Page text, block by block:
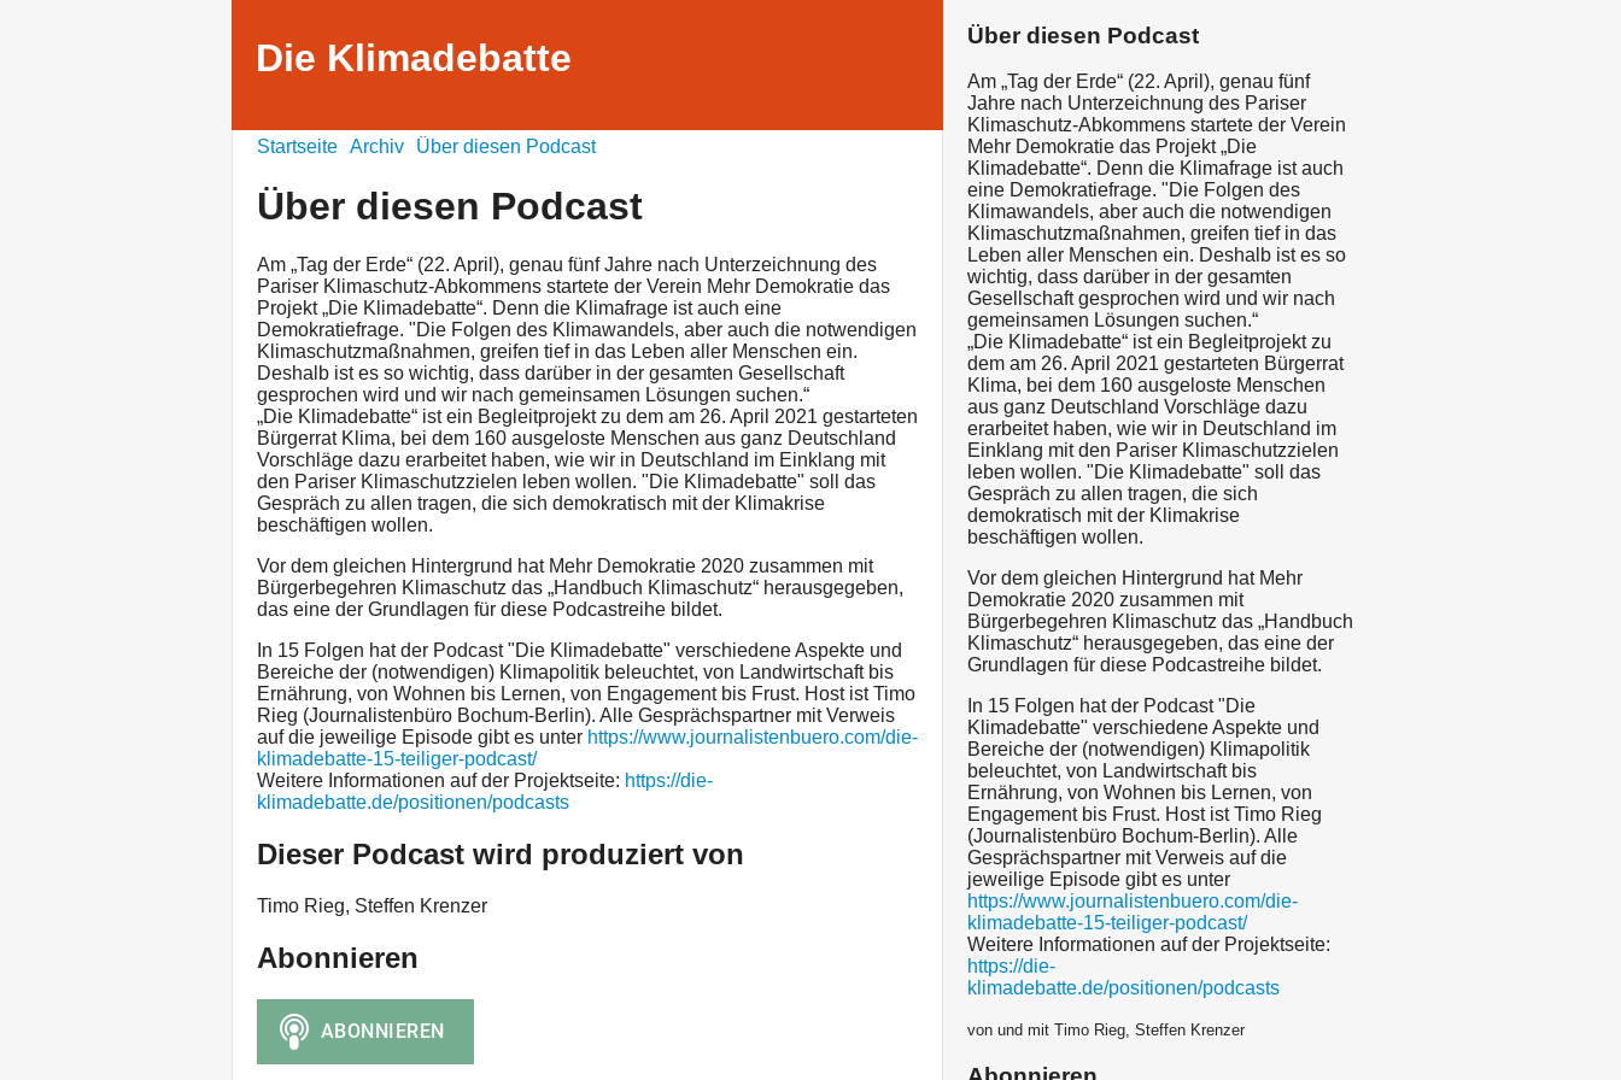
Die Klimadebatte
Startseite Archiv Über diesen Podcast
Über diesen Podcast
Am „Tag der Erde“ (22. April), genau fünf Jahre nach Unterzeichnung des
Pariser Klimaschutz-Abkommens startete der Verein Mehr Demokratie das
Projekt „Die Klimadebatte“. Denn die Klimafrage ist auch eine
Demokratiefrage. "Die Folgen des Klimawandels, aber auch die notwendigen
Klimaschutzmaßnahmen, greifen tief in das Leben aller Menschen ein.
Deshalb ist es so wichtig, dass darüber in der gesamten Gesellschaft
gesprochen wird und wir nach gemeinsamen Lösungen suchen.“
„Die Klimadebatte“ ist ein Begleitprojekt zu dem am 26. April 2021 gestarteten
Bürgerrat Klima, bei dem 160 ausgeloste Menschen aus ganz Deutschland
Vorschläge dazu erarbeitet haben, wie wir in Deutschland im Einklang mit
den Pariser Klimaschutzzielen leben wollen. "Die Klimadebatte" soll das
Gespräch zu allen tragen, die sich demokratisch mit der Klimakrise
beschäftigen wollen.
Vor dem gleichen Hintergrund hat Mehr Demokratie 2020 zusammen mit
Bürgerbegehren Klimaschutz das „Handbuch Klimaschutz“ herausgegeben,
das eine der Grundlagen für diese Podcastreihe bildet.
In 15 Folgen hat der Podcast "Die Klimadebatte" verschiedene Aspekte und
Bereiche der (notwendigen) Klimapolitik beleuchtet, von Landwirtschaft bis
Ernährung, von Wohnen bis Lernen, von Engagement bis Frust. Host ist Timo
Rieg (Journalistenbüro Bochum-Berlin). Alle Gesprächspartner mit Verweis
auf die jeweilige Episode gibt es unter https://www.journalistenbuero.com/die-
klimadebatte-15-teiliger-podcast/
Weitere Informationen auf der Projektseite: https://die-
klimadebatte.de/positionen/podcasts
Dieser Podcast wird produziert von
Timo Rieg, Steffen Krenzer
Abonnieren
Über diesen Podcast
Am „Tag der Erde“ (22. April), genau fünf
Jahre nach Unterzeichnung des Pariser
Klimaschutz-Abkommens startete der Verein
Mehr Demokratie das Projekt „Die
Klimadebatte“. Denn die Klimafrage ist auch
eine Demokratiefrage. "Die Folgen des
Klimawandels, aber auch die notwendigen
Klimaschutzmaßnahmen, greifen tief in das
Leben aller Menschen ein. Deshalb ist es so
wichtig, dass darüber in der gesamten
Gesellschaft gesprochen wird und wir nach
gemeinsamen Lösungen suchen.“
„Die Klimadebatte“ ist ein Begleitprojekt zu
dem am 26. April 2021 gestarteten Bürgerrat
Klima, bei dem 160 ausgeloste Menschen
aus ganz Deutschland Vorschläge dazu
erarbeitet haben, wie wir in Deutschland im
Einklang mit den Pariser Klimaschutzzielen
leben wollen. "Die Klimadebatte" soll das
Gespräch zu allen tragen, die sich
demokratisch mit der Klimakrise
beschäftigen wollen.
Vor dem gleichen Hintergrund hat Mehr
Demokratie 2020 zusammen mit
Bürgerbegehren Klimaschutz das „Handbuch
Klimaschutz“ herausgegeben, das eine der
Grundlagen für diese Podcastreihe bildet.
In 15 Folgen hat der Podcast "Die
Klimadebatte" verschiedene Aspekte und
Bereiche der (notwendigen) Klimapolitik
beleuchtet, von Landwirtschaft bis
Ernährung, von Wohnen bis Lernen, von
Engagement bis Frust. Host ist Timo Rieg
(Journalistenbüro Bochum-Berlin). Alle
Gesprächspartner mit Verweis auf die
jeweilige Episode gibt es unter
https://www.journalistenbuero.com/die-
klimadebatte-15-teiliger-podcast/
Weitere Informationen auf der Projektseite:
https://die-
klimadebatte.de/positionen/podcasts
von und mit Timo Rieg, Steffen Krenzer